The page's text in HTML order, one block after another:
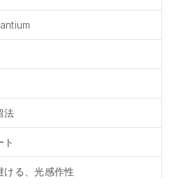
法
ト
ける、光感作性